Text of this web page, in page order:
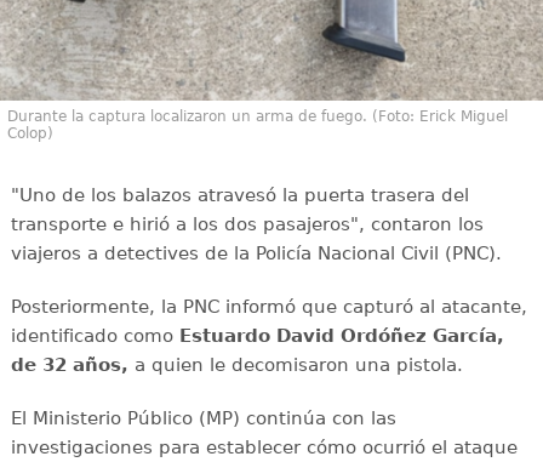
Durante la captura localizaron un arma de fuego. (Foto: Erick Miguel
Colop)
"Uno de los balazos atravesó la puerta trasera del
transporte e hirió a los dos pasajeros", contaron los
viajeros a detectives de la Policía Nacional Civil (PNC).
Posteriormente, la PNC informó que capturó al atacante,
identificado como Estuardo David Ordóñez García,
de 32 años, a quien le decomisaron una pistola.
El Ministerio Público (MP) continúa con las
investigaciones para establecer cómo ocurrió el ataque